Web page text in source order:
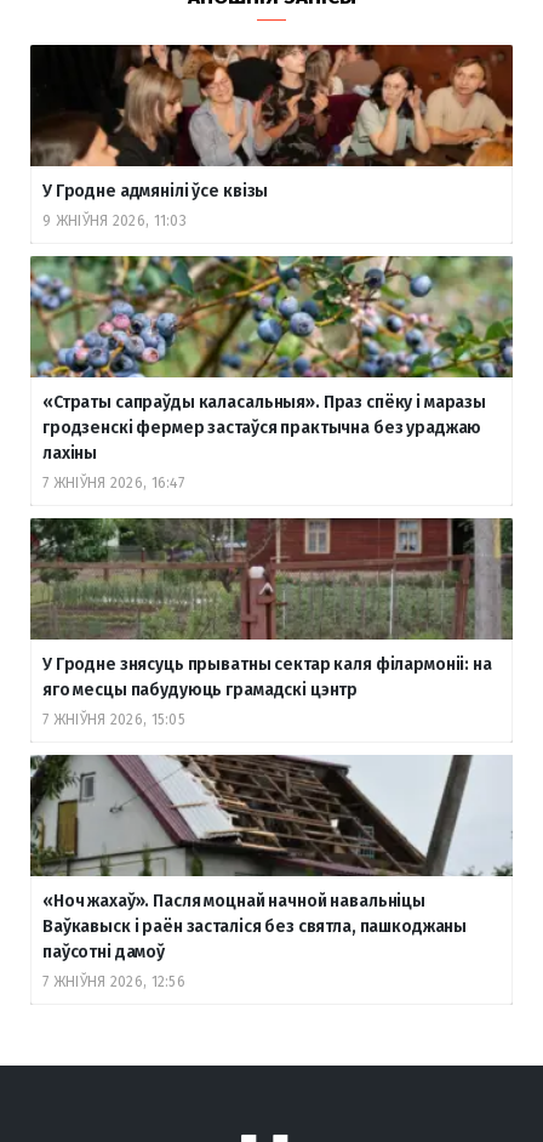
У Гродне адмянілі ўсе квізы
9 ЖНІЎНЯ 2026, 11:03
«Страты сапраўды каласальныя». Праз спёку і маразы
гродзенскі фермер застаўся практычна без ураджаю
лахіны
7 ЖНІЎНЯ 2026, 16:47
У Гродне знясуць прыватны сектар каля філармоніі: на
яго месцы пабудуюць грамадскі цэнтр
7 ЖНІЎНЯ 2026, 15:05
«Ноч жахаў». Пасля моцнай начной навальніцы
Ваўкавыск і раён засталіся без святла, пашкоджаны
паўсотні дамоў
7 ЖНІЎНЯ 2026, 12:56